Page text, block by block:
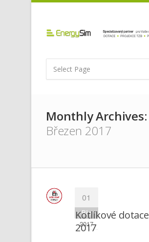
Monthly Archives:
Březen 2017
01
Bře
2017
Kotlíkové dotace
2017